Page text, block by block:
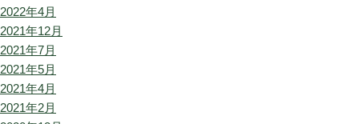
2022年4月
2021年12月
2021年7月
2021年5月
2021年4月
2021年2月